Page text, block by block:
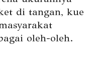
di tangan, kue
oleh-oleh.